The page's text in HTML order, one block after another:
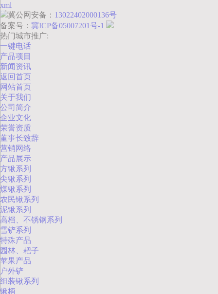
xml
冀公网安备： 13022402000136号
备案号： 冀ICP备05007201号-1
热门城市推广:
一键电话
产品项目
新闻资讯
返回首页
网站首页
关于我们
公司简介
企业文化
荣誉资质
董事长致辞
营销网络
产品展示
方锹系列
尖锹系列
煤锹系列
农民锹系列
泥锹系列
高档、不锈钢系列
雪铲系列
特殊产品
园林、耙子
苹果产品
户外铲
组装锹系列
锹柄